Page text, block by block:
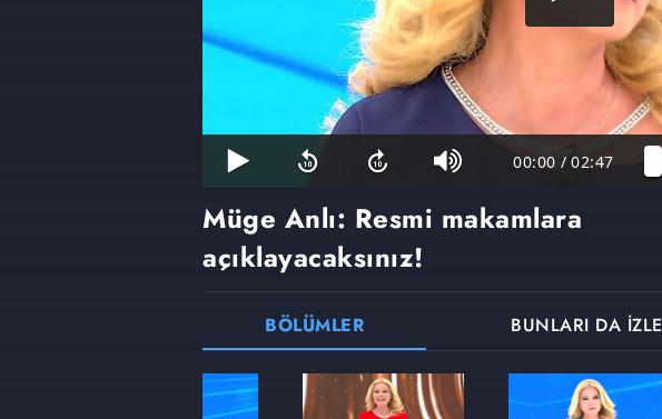
00:00 / 02:47
Müge Anlı: Resmi makamlara
açıklayacaksınız!
BÖLÜMLER BUNLARI DA İZLE